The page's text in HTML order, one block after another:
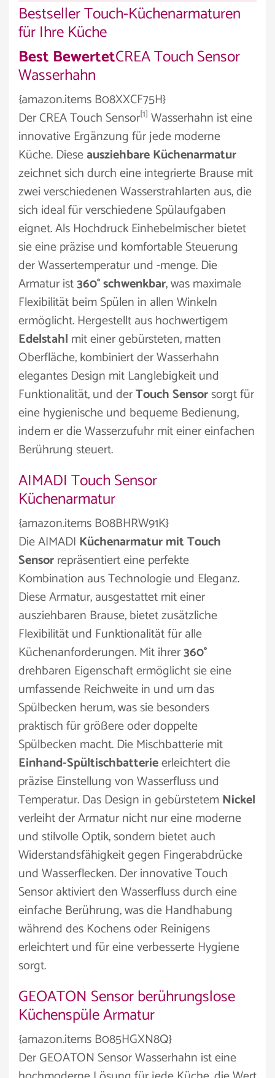
Bestseller Touch-Küchenarmaturen
für Ihre Küche
Best BewertetCREA Touch Sensor
Wasserhahn
{amazon.items B08XXCF75H}
Der CREA Touch Sensor[1] Wasserhahn ist eine
innovative Ergänzung für jede moderne
Küche. Dieseausziehbare Küchenarmatur
zeichnet sich durch eine integrierte Brause mit
zwei verschiedenen Wasserstrahlarten aus, die
sich ideal für verschiedene Spülaufgaben
eignet. Als Hochdruck Einhebelmischer bietet
sie eine präzise und komfortable Steuerung
der Wassertemperatur und -menge. Die
Armatur ist360° schwenkbar, was maximale
Flexibilität beim Spülen in allen Winkeln
ermöglicht. Hergestellt aus hochwertigem
Edelstahl mit einer gebürsteten, matten
Oberfläche, kombiniert der Wasserhahn
elegantes Design mit Langlebigkeit und
Funktionalität, und derTouch Sensorsorgt für
eine hygienische und bequeme Bedienung,
indem er die Wasserzufuhr mit einer einfachen
Berührung steuert.
AIMADI Touch Sensor
Küchenarmatur
{amazon.items B08BHRW91K}
Die AIMADI Küchenarmatur mit Touch
Sensorrepräsentiert eine perfekte
Kombination aus Technologie und Eleganz.
Diese Armatur, ausgestattet mit einer
ausziehbaren Brause, bietet zusätzliche
Flexibilität und Funktionalität für alle
Küchenanforderungen. Mit ihrer360°
drehbaren Eigenschaft ermöglicht sie eine
umfassende Reichweite in und um das
Spülbecken herum, was sie besonders
praktisch für größere oder doppelte
Spülbecken macht. Die Mischbatterie mit
Einhand-Spültischbatterieerleichtert die
präzise Einstellung von Wasserfluss und
Temperatur. Das Design in gebürstetemNickel
verleiht der Armatur nicht nur eine moderne
und stilvolle Optik, sondern bietet auch
Widerstandsfähigkeit gegen Fingerabdrücke
und Wasserflecken. Der innovative Touch
Sensor aktiviert den Wasserfluss durch eine
einfache Berührung, was die Handhabung
während des Kochens oder Reinigens
erleichtert und für eine verbesserte Hygiene
sorgt.
GEOATON Sensor berührungslose
Küchenspüle Armatur
{amazon.items B085HGXN8Q}
Der GEOATON Sensor Wasserhahn ist eine